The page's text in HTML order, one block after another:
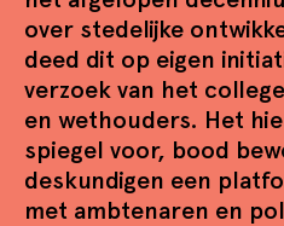
over stedelijke
deed dit op eigen
verzoek van het
en wethouders. Het
spiegel voor, bood
deskundigen een
met ambtenaren en